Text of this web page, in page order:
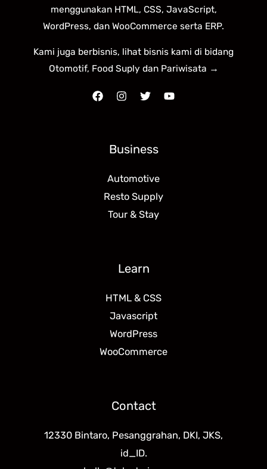
menggunakan HTML, CSS, JavaScript,
WordPress, dan WooCommerce serta ERP.
Kami juga berbisnis, lihat bisnis kami di bidang
Otomotif, Food Suply dan Pariwisata →
Business
Automotive
Resto Supply
Tour & Stay
Learn
HTML & CSS
Javascript
WordPress
WooCommerce
Contact
12330 Bintaro, Pesanggrahan, DKI, JKS,
id_ID.